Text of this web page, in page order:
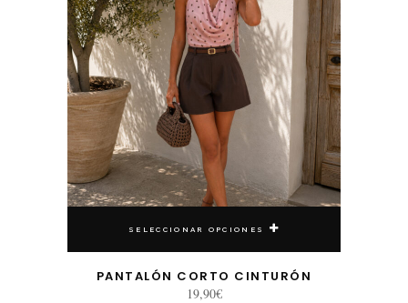
SELECCIONAR OPCIONES
PANTALÓN CORTO CINTURÓN
19,90€